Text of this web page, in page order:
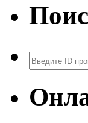
Поиск